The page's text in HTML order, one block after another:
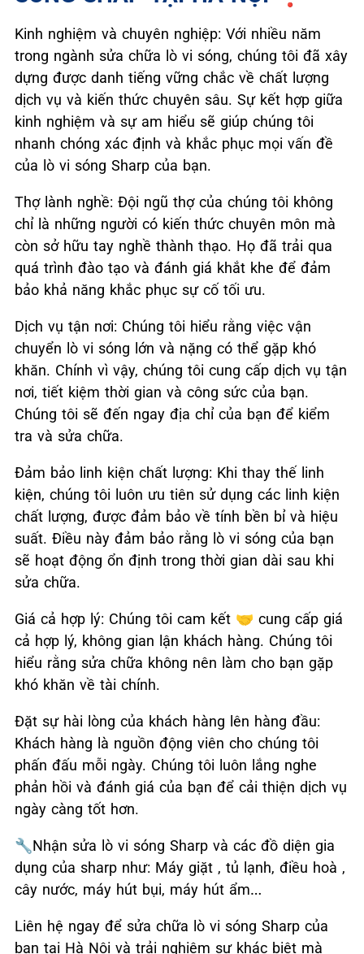
Kinh nghiệm và chuyên nghiệp: Với nhiều năm
trong ngành sửa chữa lò vi sóng, chúng tôi đã xây
dựng được danh tiếng vững chắc về chất lượng
dịch vụ và kiến thức chuyên sâu. Sự kết hợp giữa
kinh nghiệm và sự am hiểu sẽ giúp chúng tôi
nhanh chóng xác định và khắc phục mọi vấn đề
của lò vi sóng Sharp của bạn.
Thợ lành nghề: Đội ngũ thợ của chúng tôi không
chỉ là những người có kiến thức chuyên môn mà
còn sở hữu tay nghề thành thạo. Họ đã trải qua
quá trình đào tạo và đánh giá khắt khe để đảm
bảo khả năng khắc phục sự cố tối ưu.
Dịch vụ tận nơi: Chúng tôi hiểu rằng việc vận
chuyển lò vi sóng lớn và nặng có thể gặp khó
khăn. Chính vì vậy, chúng tôi cung cấp dịch vụ tận
nơi, tiết kiệm thời gian và công sức của bạn.
Chúng tôi sẽ đến ngay địa chỉ của bạn để kiểm
tra và sửa chữa.
Đảm bảo linh kiện chất lượng: Khi thay thế linh
kiện, chúng tôi luôn ưu tiên sử dụng các linh kiện
chất lượng, được đảm bảo về tính bền bỉ và hiệu
suất. Điều này đảm bảo rằng lò vi sóng của bạn
sẽ hoạt động ổn định trong thời gian dài sau khi
sửa chữa.
Giá cả hợp lý: Chúng tôi cam kết 🤝 cung cấp giá
cả hợp lý, không gian lận khách hàng. Chúng tôi
hiểu rằng sửa chữa không nên làm cho bạn gặp
khó khăn về tài chính.
Đặt sự hài lòng của khách hàng lên hàng đầu:
Khách hàng là nguồn động viên cho chúng tôi
phấn đấu mỗi ngày. Chúng tôi luôn lắng nghe
phản hồi và đánh giá của bạn để cải thiện dịch vụ
ngày càng tốt hơn.
🔧Nhận sửa lò vi sóng Sharp và các đồ diện gia
dụng của sharp như: Máy giặt , tủ lạnh, điều hoà ,
cây nước, máy hút bụi, máy hút ẩm…
Liên hệ ngay để sửa chữa lò vi sóng Sharp của
bạn tại Hà Nội và trải nghiệm sự khác biệt mà